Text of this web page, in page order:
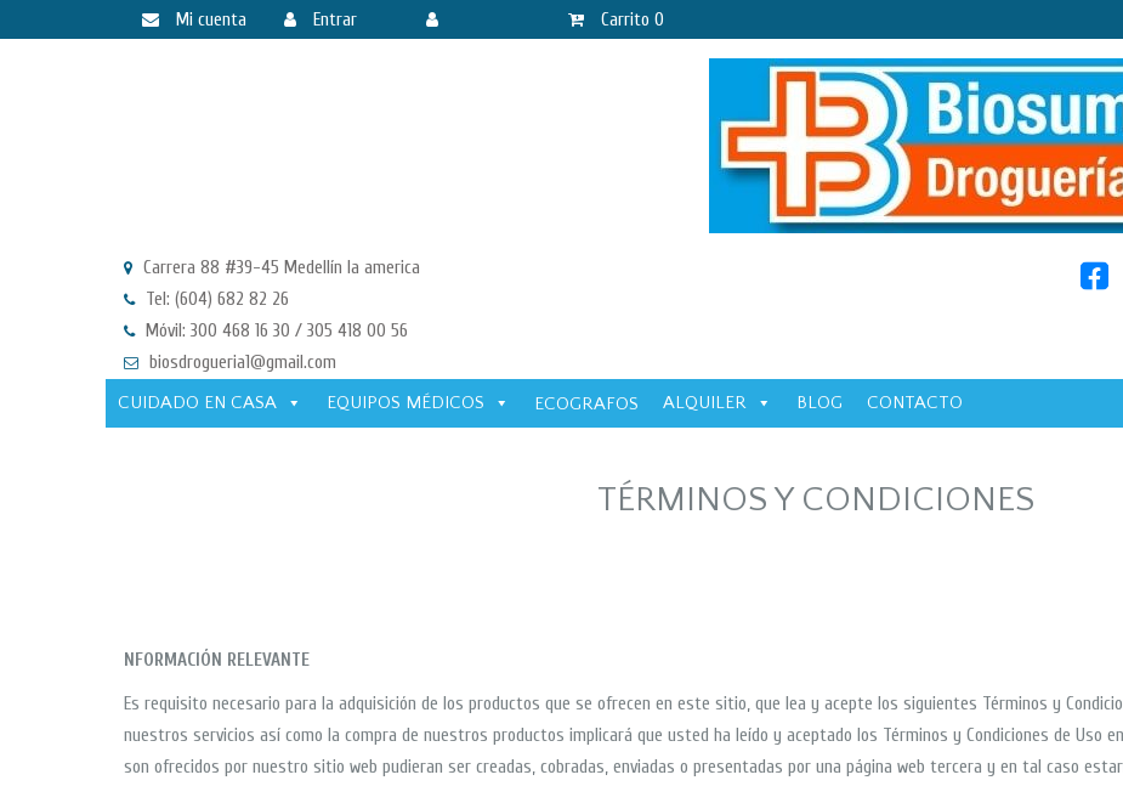
Mi cuenta
Entrar
Carrito 0
Carrera 88 #39-45 Medellín la america
Tel: (604) 682 82 26
Móvil: 300 468 16 30 / 305 418 00 56
biosdrogueria1@gmail.com
CUIDADO EN CASA
EQUIPOS MÉDICOS ECOGRAFOS ALQUILER BLOG CONTACTO
TÉRMINOS Y CONDICIONES
NFORMACIÓN RELEVANTE
Es requisito necesario para la adquisición de los productos que se ofrecen en este sitio, que lea y acepte los siguientes Términos y
nuestros servicios así como la compra de nuestros productos implicará que usted ha leído y aceptado los Términos y Condiciones de Uso
son ofrecidos por nuestro sitio web pudieran ser creadas, cobradas, enviadas o presentadas por una página web tercera y en tal caso